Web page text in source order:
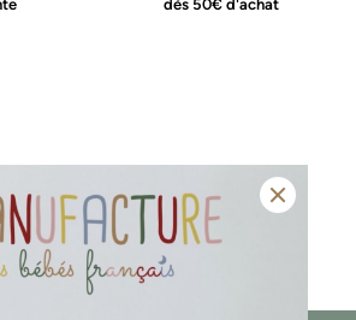
dès 50€ d'achat
à langer super pratique en
de bébé avecnotre housse en double
entretien